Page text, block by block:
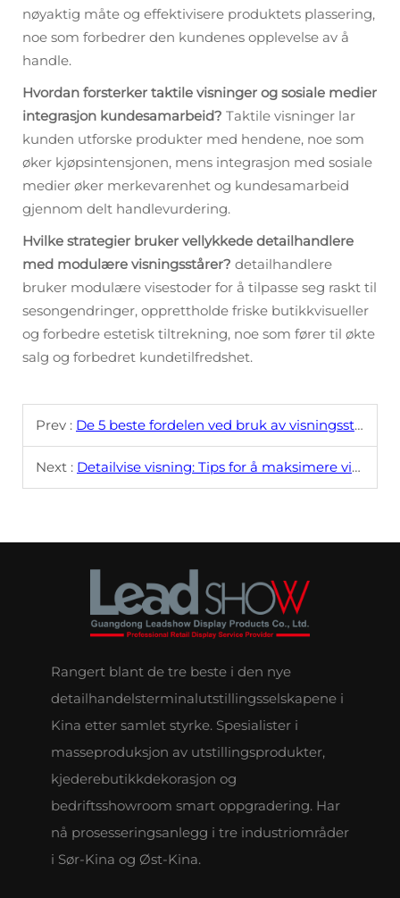
nøyaktig måte og effektivisere produktets plassering,
noe som forbedrer den kundenes opplevelse av å
handle.
Hvordan forsterker taktile visninger og sosiale medier
integrasjon kundesamarbeid? Taktile visninger lar
kunden utforske produkter med hendene, noe som
øker kjøpsintensjonen, mens integrasjon med sosiale
medier øker merkevarenhet og kundesamarbeid
gjennom delt handlevurdering.
Hvilke strategier bruker vellykkede detailhandlere
med modulære visningsstårer? detailhandlere
bruker modulære visestoder for å tilpasse seg raskt til
sesongendringer, opprettholde friske butikkvisueller
og forbedre estetisk tiltrekning, noe som fører til økte
salg og forbedret kundetilfredshet.
Prev : De 5 beste fordelen ved bruk av visningsstårer i detaljhandelen
Next : Detailvise visning: Tips for å maksimere visuell effekt
Rangert blant de tre beste i den nye
detailhandelsterminalutstillingsselskapene i
Kina etter samlet styrke. Spesialister i
masseproduksjon av utstillingsprodukter,
kjederebutikkdekorasjon og
bedriftsshowroom smart oppgradering. Har
nå prosesseringsanlegg i tre industriområder
i Sør-Kina og Øst-Kina.